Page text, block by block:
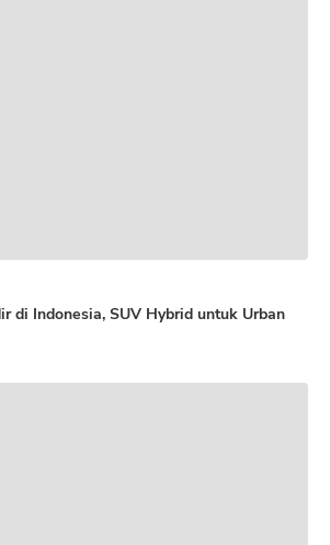
di Indonesia, SUV Hybrid untuk Urban